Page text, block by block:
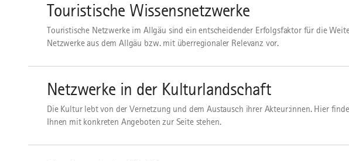
Touristische Wissensnetzwerke
Touristische Netzwerke im Allgäu sind ein entscheidender Erfolgsfaktor für die
Netzwerke aus dem Allgäu bzw. mit überregionaler Relevanz vor.
Netzwerke in der Kulturlandschaft
Die Kultur lebt von der Vernetzung und dem Austausch ihrer Akteur:innen. Hier
Ihnen mit konkreten Angeboten zur Seite stehen.